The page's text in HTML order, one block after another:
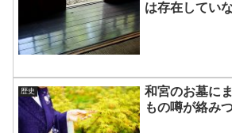
は存在してい
歴史
和宮のお墓に
もの噂が絡み